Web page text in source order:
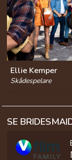
Ellie Kemper
Skådespelare
SE